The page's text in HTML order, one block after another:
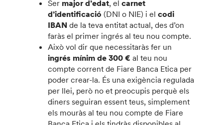
Ser major d’edat, elcarnet
d’identificació (DNI o NIE) i elcodi
IBAN de la teva entitat actual, des d’on
faràs el primer ingrés al teu nou compte.
Això vol dir que necessitaràs fer un
ingrés mínim de 300 € al teu nou
compte corrent de Fiare Banca Etica per
poder crear-la. És una exigència regulada
per llei, però no et preocupis perquè els
diners seguiran essent teus, simplement
els mouràs al teu nou compte de Fiare